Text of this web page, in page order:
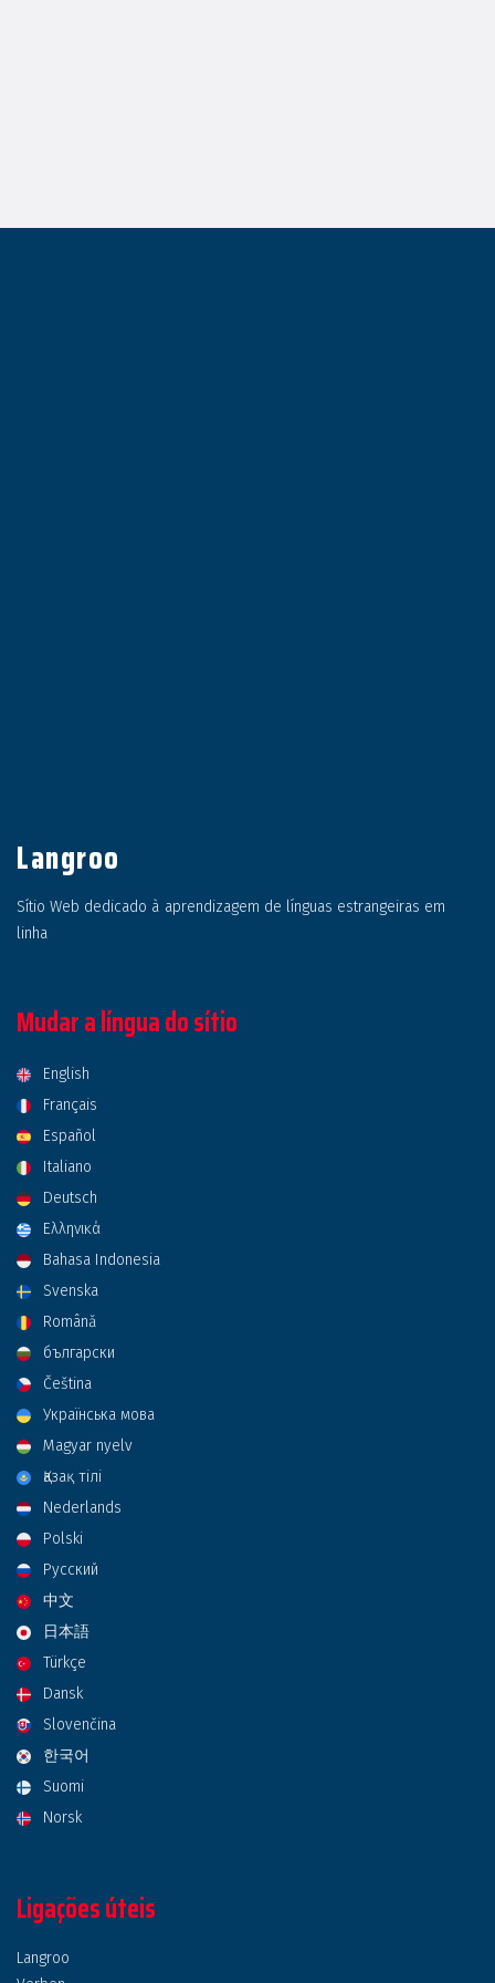
Langroo
Sítio Web dedicado à aprendizagem de línguas estrangeiras em
linha
Mudar a língua do sítio
English
Français
Español
Italiano
Deutsch
Ελληνικά
Bahasa Indonesia
Svenska
Română
български
Čeština
Українська мова
Magyar nyelv
Қазақ тілі
Nederlands
Polski
Русский
中文
日本語
Türkçe
Dansk
Slovenčina
한국어
Suomi
Norsk
Ligações úteis
Langroo